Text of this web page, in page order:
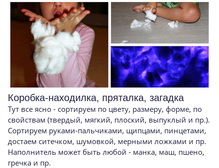
Коробка-находилка, пряталка, загадка
Тут все ясно - сортируем по цвету, размеру, форме, по
свойствам (твердый, мягкий, плоский, выпуклый и пр.).
Сортируем руками-пальчиками, щипцами, пинцетами,
достаем ситечком, шумовкой, мерными ложками и пр.
Наполнитель может быть любой - манка, маш, пшено,
гречка и пр.